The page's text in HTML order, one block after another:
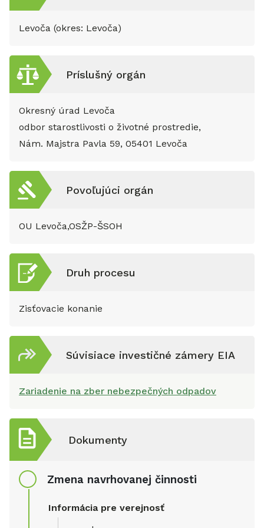
Levoča (okres: Levoča)
Príslušný orgán
Okresný úrad Levoča
odbor starostlivosti o životné prostredie,
Nám. Majstra Pavla 59, 05401 Levoča
Povoľujúci orgán
OU Levoča,OSŽP-ŠSOH
Druh procesu
Zisťovacie konanie
Súvisiace investičné zámery EIA
Zariadenie na zber nebezpečných odpadov
Dokumenty
Zmena navrhovanej činnosti
Informácia pre verejnosť